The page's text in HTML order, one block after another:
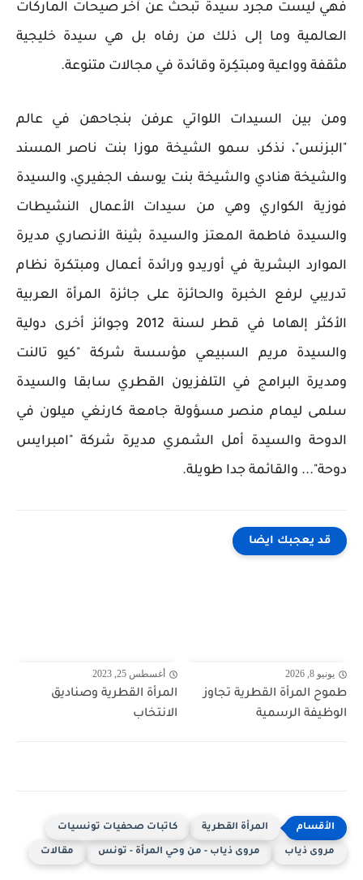
فهي ليست مجرد سيدة تبحث عن آخر صيحات الماركات
العالمية وما إلى ذلك من رفاه بل هي سيدة خليجية
مثقفة وواعية ومبتكِرة وقائدة في مجالات متنوعة.
ومن بين السيدات اللواتي عرفن بنجاحهن في عالم
"البزنس"، نذكر، سمو الشيخة موزا بنت ناصر المسند
والشيخة هنادي والشيخة بنت يوسف الجفيري، والسيدة
فوزية الكواري وهي من سيدات الأعمال النشيطات
والسيدة فاطمة المعتز والسيدة بثينة الأنصاري مديرة
الموارد البشرية في أوريدو ورائدة أعمال ومبتكرة نظام
تدريبي لرفع الخبرة والحائزة على جائزة المرأة العربية
الأكثر إلهاما في قطر لسنة 2012 وجوائز أخرى دولية
والسيدة مريم السبيعي مؤسسة شركة "كيو تالنت
ومديرة البرامج في التلفزيون القطري سابقا والسيدة
سلمى ليمام منصر مسؤولة جامعة كارنغي ميلون في
الدوحة والسيدة أمل الشمري مديرة شركة "امبرايس
دوحة"... والقائمة جدا طويلة.
قد يعجبك ايضا
يونيو 8, 2026
طموح المرأة القطرية تجاوز
الوظيفة الرسمية
أغسطس 25, 2023
المرأة القطرية وصناديق
الانتخاب
المرأة القطرية كاتبات صحفيات تونسيات
مروى ذياب مروى ذياب - من وحي المرأة - تونس مقالات